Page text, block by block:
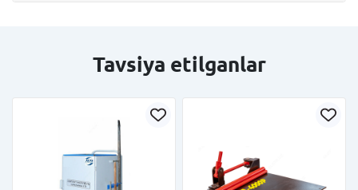
Tavsiya etilganlar